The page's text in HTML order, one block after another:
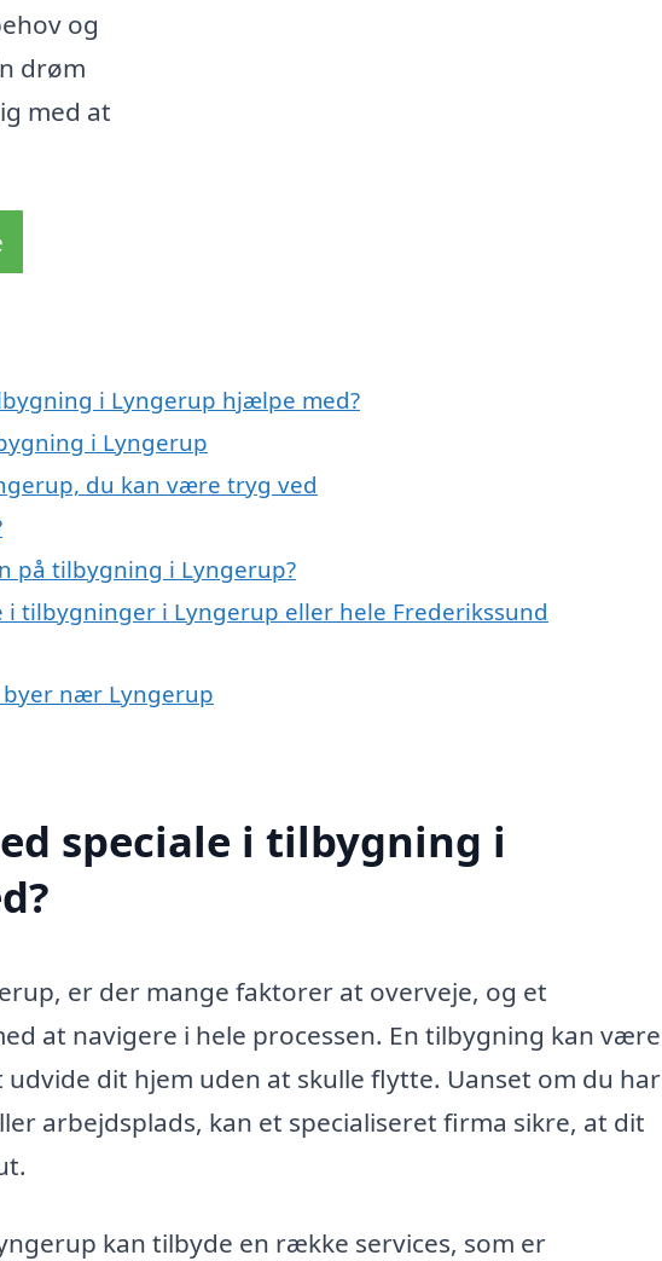
og
drøm
med at
i Lyngerup hjælpe med?
i Lyngerup
du kan være tryg ved
på tilbygning i Lyngerup?
tilbygninger i Lyngerup eller hele Frederikssund
nær Lyngerup
speciale i tilbygning i
er der mange faktorer at overveje, og et
at navigere i hele processen. En tilbygning kan være
dit hjem uden at skulle flytte. Uanset om du har
arbejdsplads, kan et specialiseret firma sikre, at dit
kan tilbyde en række services, som er